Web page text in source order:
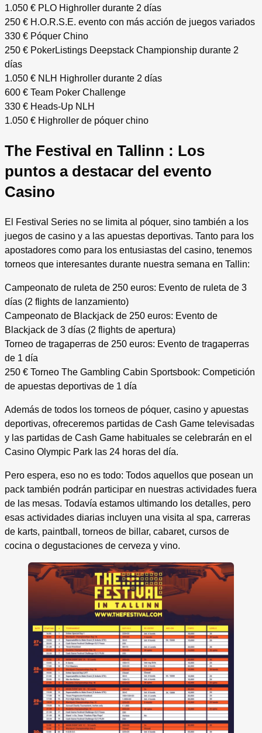
1.050 € PLO Highroller durante 2 días
250 € H.O.R.S.E. evento con más acción de juegos variados
330 € Póquer Chino
250 € PokerListings Deepstack Championship durante 2
días
1.050 € NLH Highroller durante 2 días
600 € Team Poker Challenge
330 € Heads-Up NLH
1.050 € Highroller de póquer chino
The Festival en Tallinn : Los
puntos a destacar del evento
Casino
El Festival Series no se limita al póquer, sino también a los
juegos de casino y a las apuestas deportivas. Tanto para los
apostadores como para los entusiastas del casino, tenemos
torneos que interesantes durante nuestra semana en Tallin:
Campeonato de ruleta de 250 euros: Evento de ruleta de 3
días (2 flights de lanzamiento)
Campeonato de Blackjack de 250 euros: Evento de
Blackjack de 3 días (2 flights de apertura)
Torneo de tragaperras de 250 euros: Evento de tragaperras
de 1 día
250 € Torneo The Gambling Cabin Sportsbook: Competición
de apuestas deportivas de 1 día
Además de todos los torneos de póquer, casino y apuestas
deportivas, ofreceremos partidas de Cash Game televisadas
y las partidas de Cash Game habituales se celebrarán en el
Casino Olympic Park las 24 horas del día.
Pero espera, eso no es todo: Todos aquellos que posean un
pack también podrán participar en nuestras actividades fuera
de las mesas. Todavía estamos ultimando los detalles, pero
esas actividades diarias incluyen una visita al spa, carreras
de karts, paintball, torneos de billar, cabaret, cursos de
cocina o degustaciones de cerveza y vino.